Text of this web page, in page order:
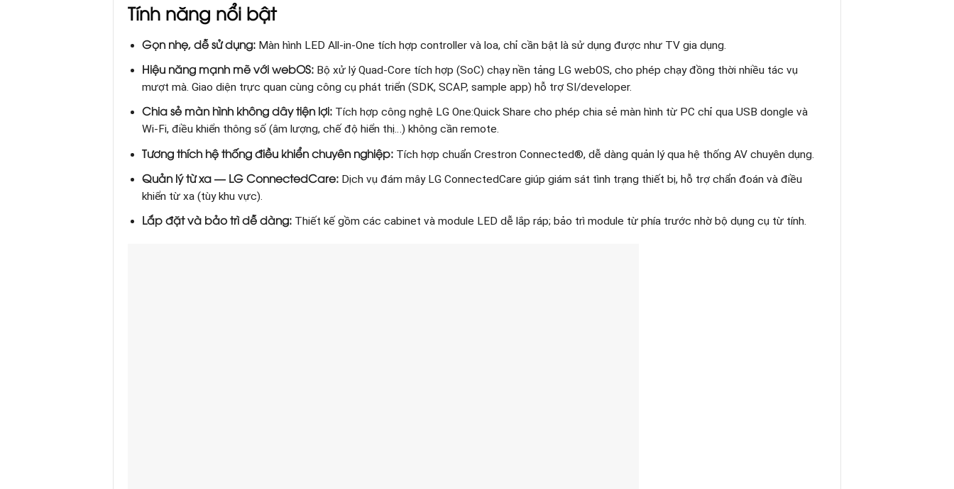
Tính năng nổi bật
Gọn nhẹ, dễ sử dụng: Màn hình LED All‑in‑One tích hợp controller và loa, chỉ cần bật là sử dụng được như TV gia dụng.
Hiệu năng mạnh mẽ với webOS: Bộ xử lý Quad‑Core tích hợp (SoC) chạy nền tảng LG webOS, cho phép chạy đồng thời nhiều tác vụ
mượt mà. Giao diện trực quan cùng công cụ phát triển (SDK, SCAP, sample app) hỗ trợ SI/developer.
Chia sẻ màn hình không dây tiện lợi: Tích hợp công nghệ LG One:Quick Share cho phép chia sẻ màn hình từ PC chỉ qua USB dongle và
Wi‑Fi, điều khiển thông số (âm lượng, chế độ hiển thị…) không cần remote.
Tương thích hệ thống điều khiển chuyên nghiệp: Tích hợp chuẩn Crestron Connected®, dễ dàng quản lý qua hệ thống AV chuyên dụng.
Quản lý từ xa — LG ConnectedCare: Dịch vụ đám mây LG ConnectedCare giúp giám sát tình trạng thiết bị, hỗ trợ chẩn đoán và điều
khiển từ xa (tùy khu vực).
Lắp đặt và bảo trì dễ dàng: Thiết kế gồm các cabinet và module LED dễ lắp ráp; bảo trì module từ phía trước nhờ bộ dụng cụ từ tính.